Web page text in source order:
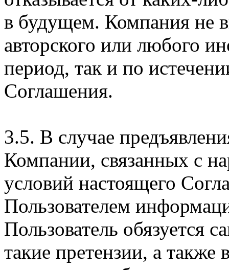
в будущем. Компания не
авторского или любого
период, так и по
Соглашения.
3.5. В случае
Компании, связанных с
условий настоящего
Пользователем
Пользователь обязуется
такие претензии, а также